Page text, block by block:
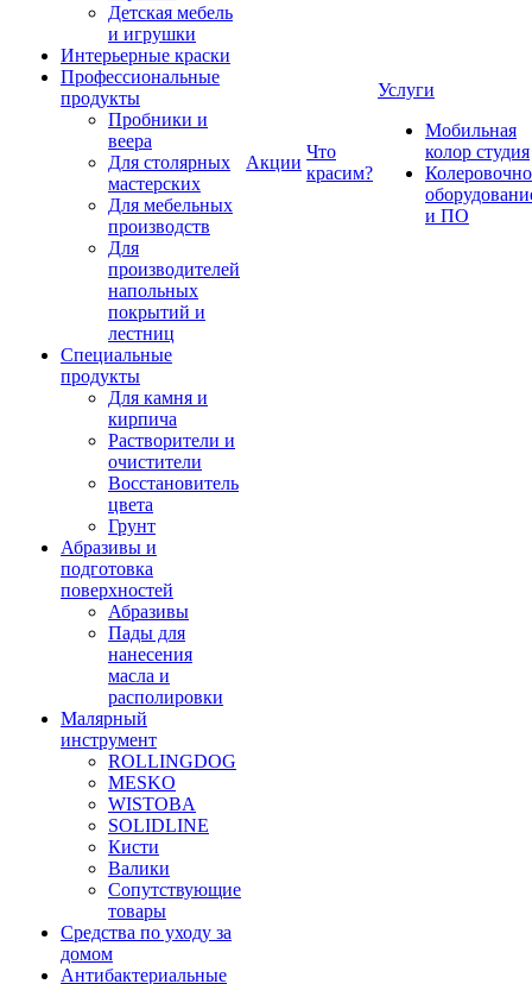
Детская мебель
и игрушки
Интерьерные краски
Профессиональные
продукты
Пробники и
веера
Для столярных
мастерских
Для мебельных
производств
Для
производителей
напольных
покрытий и
лестниц
Специальные
продукты
Для камня и
кирпича
Растворители и
очистители
Восстановитель
цвета
Грунт
Абразивы и
подготовка
поверхностей
Абразивы
Пады для
нанесения
масла и
располировки
Малярный
инструмент
ROLLINGDOG
MESKO
WISTOBA
SOLIDLINE
Кисти
Валики
Сопутствующие
товары
Средства по уходу за
домом
Антибактериальные
Акции
Что
красим?
Услуги
Мобильная
колор студия
и ПО